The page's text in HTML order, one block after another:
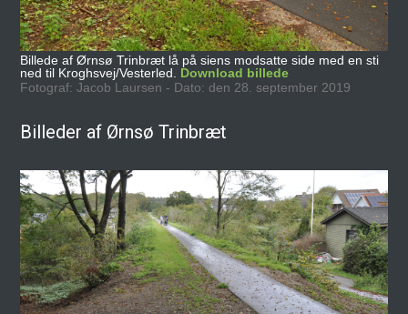
Billede af Ørnsø Trinbræt lå på siens modsatte side med en sti
ned til Kroghsvej/Vesterled. Download billede
Fotograf: Jacob Laursen - Dato: den 28. september 2019
Billeder af Ørnsø Trinbræt